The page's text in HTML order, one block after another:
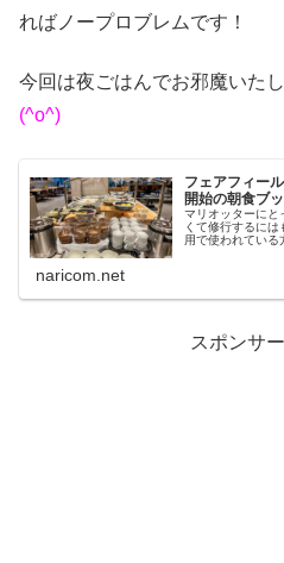
ればノープロブレムです！
今回は夜ごはんでお邪魔いたし
(^o^)
フェアフィー
開始の朝食ブ
マリオッターにと
くて修行するに
用で使われている
ていただきまし
ュッフェスタイ
naricom.net
スポンサ